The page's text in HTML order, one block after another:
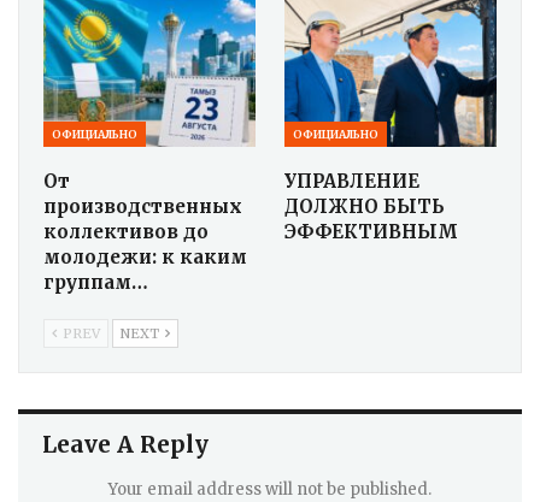
ОФИЦИАЛЬНО
От
производственных
коллективов до
молодежи: к каким
группам…
ОФИЦИАЛЬНО
УПРАВЛЕНИЕ
ДОЛЖНО БЫТЬ
ЭФФЕКТИВНЫМ
PREV NEXT
Leave A Reply
Your email address will not be published.